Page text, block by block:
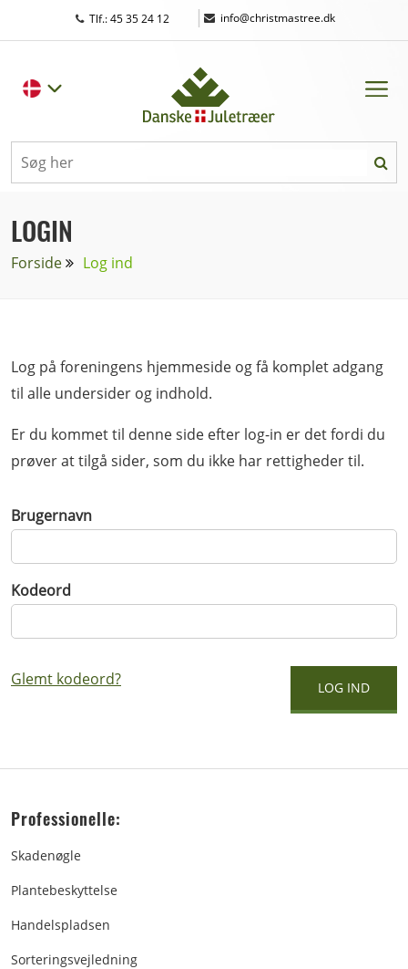
Tlf.: 45 35 24 12 | info@christmastree.dk
LOGIN
Forside Log ind
Log på foreningens hjemmeside og få komplet adgang
til alle undersider og indhold.
Er du kommet til denne side efter log-in er det fordi du
prøver at tilgå sider, som du ikke har rettigheder til.
Brugernavn
Kodeord
Glemt kodeord?
Professionelle:
Skadenøgle
Plantebeskyttelse
Handelspladsen
Sorteringsvejledning